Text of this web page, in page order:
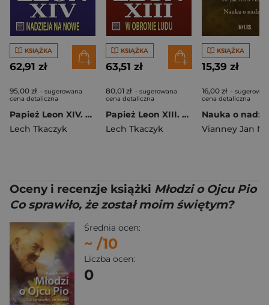
KSIĄŻKA
62,91 zł
95,00 zł - sugerowana
cena detaliczna
Papież Leon XIV. Nadzieja na nowe
Lech Tkaczyk
KSIĄŻKA
63,51 zł
80,01 zł - sugerowana
cena detaliczna
Papież Leon XIII. W obronie ludu
Lech Tkaczyk
KSIĄŻKA
15,39 zł
16,00 zł -
cena detaliczna
Nauka o
Vianney Jan
Oceny i recenzje książki Młodzi o Ojcu Pio
Co sprawiło, że został moim świętym?
Średnia ocen:
~ /10
Liczba ocen:
0